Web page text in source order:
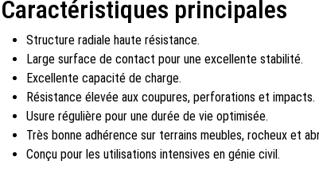
Caractéristiques principales
Structure radiale haute résistance.
Large surface de contact pour une excellente stabilité.
Excellente capacité de charge.
Résistance élevée aux coupures, perforations et impacts.
Usure régulière pour une durée de vie optimisée.
Très bonne adhérence sur terrains meubles, rocheux et
Conçu pour les utilisations intensives en génie civil.